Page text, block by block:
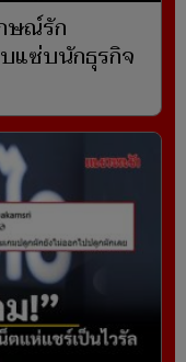
ษณ์รัก
แซ่บนักธุรกิจ